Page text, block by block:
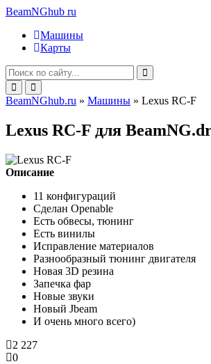
BeamNGhub ru
Машины
Карты
BeamNGhub.ru » Машины » Lexus RC-F
Lexus RC-F для
Описание
11 конфигураций
Сделан Openable
Есть обвесы, тюнинг
Есть винилы
Исправление материалов
Разнообразный тюнинг двигателя
Новая 3D резина
Запечка фар
Новые звуки
Новый Jbeam
И очень много всего)
2 227
0